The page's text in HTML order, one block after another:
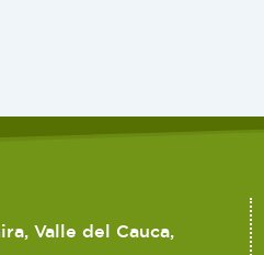
Valle del Cauca,